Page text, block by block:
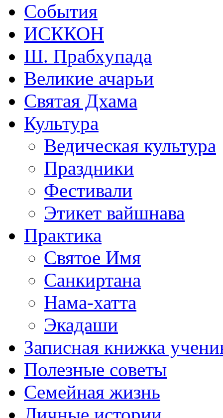
События
ИСККОН
Ш. Прабхупада
Великие ачарьи
Святая Дхама
Культура
Ведическая культура
Праздники
Фестивали
Этикет вайшнава
Практика
Святое Имя
Санкиртана
Нама-хатта
Экадаши
Записная книжка
Полезные советы
Семейная жизнь